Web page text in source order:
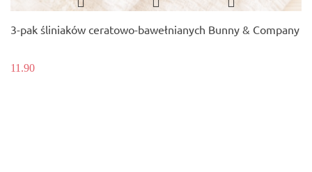
3-pak śliniaków ceratowo-bawełnianych Bunny & Company
11.90